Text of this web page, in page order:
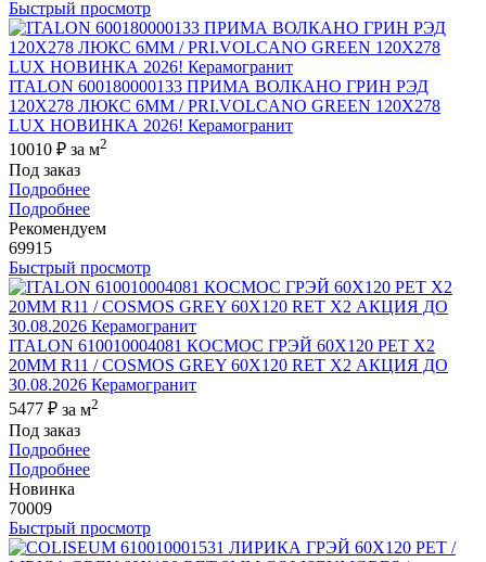
Быстрый просмотр
ITALON 600180000133 ПРИМА ВОЛКАНО ГРИН РЭД
120X278 ЛЮКС 6ММ / PRI.VOLCANO GREEN 120X278
LUX НОВИНКА 2026! Керамогранит
10010 ₽ за м2
Под заказ
Подробнее
Подробнее
Рекомендуем
69915
Быстрый просмотр
ITALON 610010004081 КОСМОС ГРЭЙ 60X120 РЕТ Х2
20MM R11 / COSMOS GREY 60X120 RET X2 АКЦИЯ ДО
30.08.2026 Керамогранит
5477 ₽ за м2
Под заказ
Подробнее
Подробнее
Новинка
70009
Быстрый просмотр